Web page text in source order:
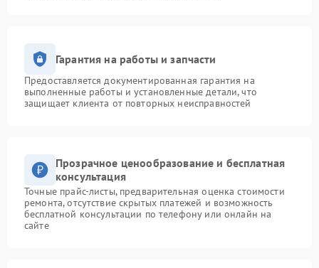
Гарантия на работы и запчасти
Предоставляется документированная гарантия на
выполненные работы и установленные детали, что
защищает клиента от повторных неисправностей
Прозрачное ценообразование и бесплатная
консультация
Точные прайс-листы, предварительная оценка стоимости
ремонта, отсутствие скрытых платежей и возможность
бесплатной консультации по телефону или онлайн на
сайте